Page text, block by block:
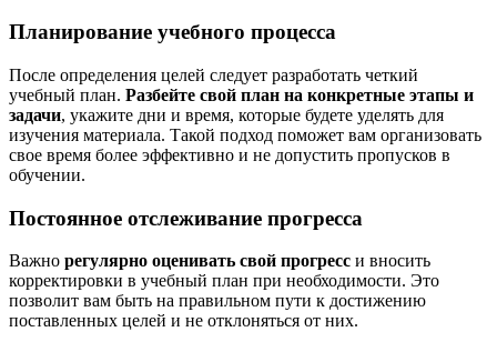
Планирование учебного процесса
После определения целей следует разработать четкий
учебный план. Разбейте свой план на конкретные этапы и
задачи, укажите дни и время, которые будете уделять для
изучения материала. Такой подход поможет вам организовать
свое время более эффективно и не допустить пропусков в
обучении.
Постоянное отслеживание прогресса
Важно регулярно оценивать свой прогресс и вносить
корректировки в учебный план при необходимости. Это
позволит вам быть на правильном пути к достижению
поставленных целей и не отклоняться от них.